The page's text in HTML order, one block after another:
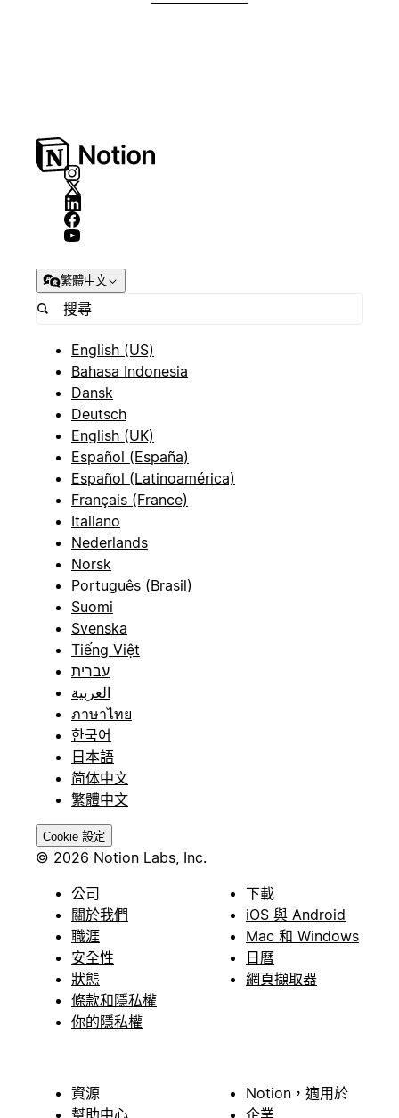
繁體中文
English (US)
Bahasa Indonesia
Dansk
Deutsch
English (UK)
Español (España)
Español (Latinoamérica)
Français (France)
Italiano
Nederlands
Norsk
Português (Brasil)
Suomi
Svenska
Tiếng Việt
עברית
العربية
ภาษาไทย
한국어
日本語
简体中文
繁體中文
Cookie 設定
© 2026 Notion Labs, Inc.
公司
關於我們
職涯
安全性
狀態
條款和隱私權
你的隱私權
下載
iOS 與 Android
Mac 和 Windows
日曆
網頁擷取器
資源
Notion，適用於